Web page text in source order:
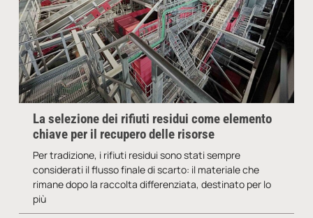
La selezione dei rifiuti residui come elemento
chiave per il recupero delle risorse
Per tradizione, i rifiuti residui sono stati sempre
considerati il flusso finale di scarto: il materiale che
rimane dopo la raccolta differenziata, destinato per lo
più